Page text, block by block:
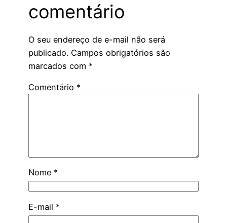
comentário
O seu endereço de e-mail não será
publicado. Campos obrigatórios são
marcados com *
Comentário *
Nome *
E-mail *